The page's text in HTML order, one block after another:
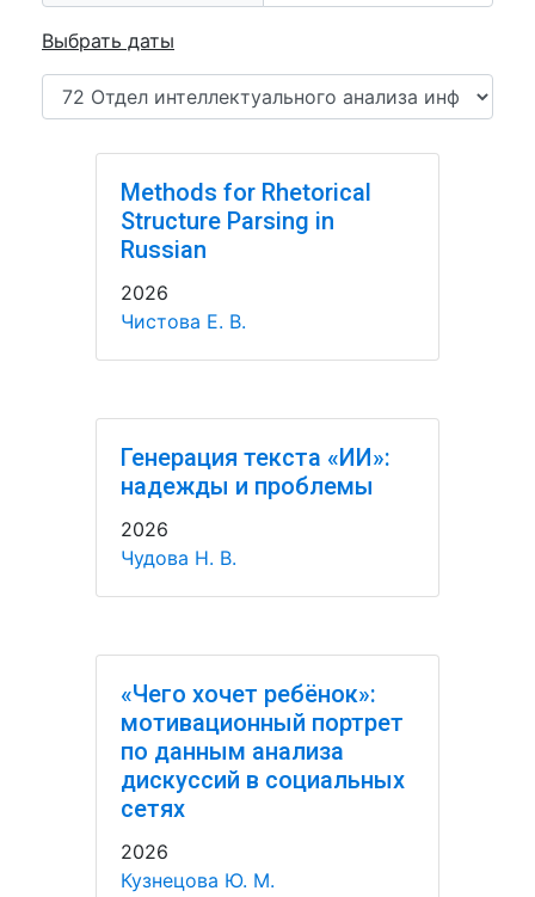
Выбрать даты
Methods for Rhetorical
Structure Parsing in
Russian
2026
Чистова Е. В.
Генерация текста «ИИ»:
надежды и проблемы
2026
Чудова Н. В.
«Чего хочет ребёнок»:
мотивационный портрет
по данным анализа
дискуссий в социальных
сетях
2026
Кузнецова Ю. М.